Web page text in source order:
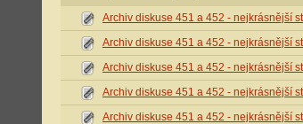
Archiv diskuse 451 a 452 - nejkrásnější
Archiv diskuse 451 a 452 - nejkrásnější
Archiv diskuse 451 a 452 - nejkrásnější
Archiv diskuse 451 a 452 - nejkrásnější
Archiv diskuse 451 a 452 - nejkrásnější